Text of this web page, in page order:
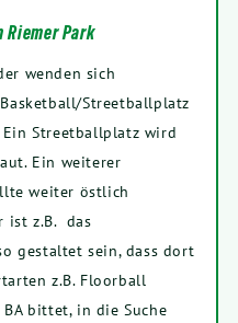
Park
wenden sich
Streetballplatz
Ein Streetballplatz wird
Ein weiterer
weiter östlich
ist z.B. das
gestaltet sein, dass dort
z.B. Floorball
bittet, in die Suche